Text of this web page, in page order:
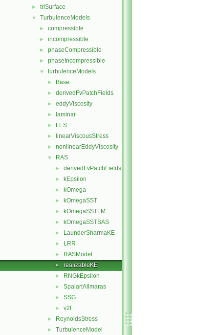
► triSurface
▼ TurbulenceModels
► compressible
► incompressible
► phaseCompressible
► phaseIncompressible
▼ turbulenceModels
► Base
► derivedFvPatchFields
► eddyViscosity
► laminar
► LES
► linearViscousStress
► nonlinearEddyViscosity
▼ RAS
► derivedFvPatchFields
► kEpsilon
► kOmega
► kOmegaSST
► kOmegaSSTLM
► kOmegaSSTSAS
► LaunderSharmaKE
► LRR
► RASModel
► realizableKE
► RNGkEpsilon
► SpalartAllmaras
► SSG
► v2f
► ReynoldsStress
► TurbulenceModel